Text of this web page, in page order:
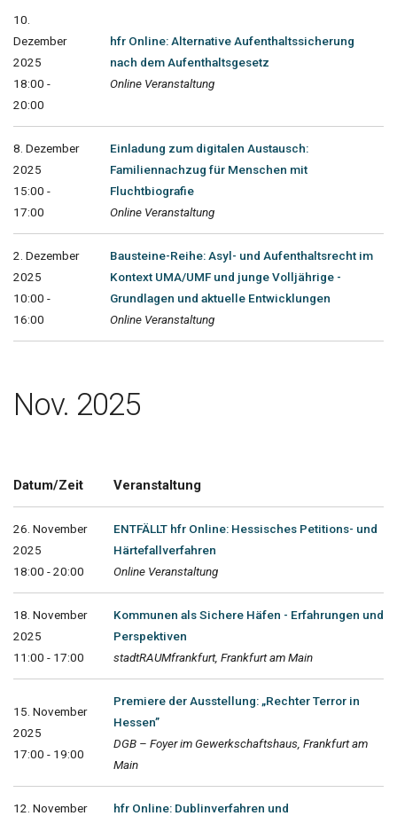
10.
Dezember
2025
18:00 -
20:00
hfr Online: Alternative Aufenthaltssicherung
nach dem Aufenthaltsgesetz
Online Veranstaltung
8. Dezember
2025
15:00 -
17:00
Einladung zum digitalen Austausch:
Familiennachzug für Menschen mit
Fluchtbiografie
Online Veranstaltung
2. Dezember
2025
10:00 -
16:00
Bausteine-Reihe: Asyl- und Aufenthaltsrecht im
Kontext UMA/UMF und junge Volljährige -
Grundlagen und aktuelle Entwicklungen
Online Veranstaltung
Nov. 2025
Datum/Zeit Veranstaltung
26. November
2025
18:00 - 20:00
ENTFÄLLT hfr Online: Hessisches Petitions- und
Härtefallverfahren
Online Veranstaltung
18. November
2025
11:00 - 17:00
Kommunen als Sichere Häfen - Erfahrungen und
Perspektiven
stadtRAUMfrankfurt, Frankfurt am Main
15. November
2025
17:00 - 19:00
Premiere der Ausstellung: „Rechter Terror in
Hessen”
DGB – Foyer im Gewerkschaftshaus, Frankfurt am
Main
12. November
hfr Online: Dublinverfahren und